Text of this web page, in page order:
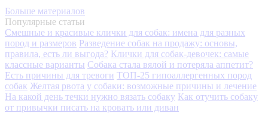
Больше материалов
Популярные статьи
Смешные и красивые клички для собак: имена для разных
пород и размеров Разведение собак на продажу: основы,
правила, есть ли выгода? Клички для собак-девочек: самые
классные варианты Собака стала вялой и потеряла аппетит?
Есть причины для тревоги ТОП-25 гипоаллергенных пород
собак Желтая рвота у собаки: возможные причины и лечение
На какой день течки нужно вязать собаку Как отучить собаку
от привычки писать на кровать или диван